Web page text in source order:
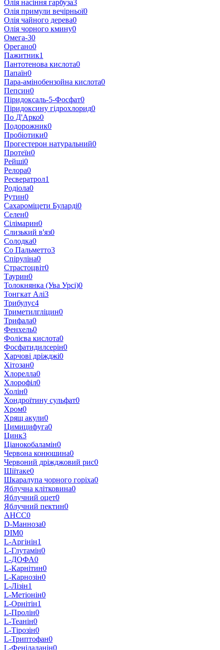
Олія насіння гарбуза3
Олія примули вечірньої0
Олія чайного дерева0
Олія чорного кмину0
Омега-30
Орегано0
Пажитник1
Пантотенова кислота0
Папаїн0
Пара-амінобензойна кислота0
Пепсин0
Піридоксаль-5-Фосфат0
Піридоксину гідрохлорид0
По Д'Арко0
Подорожник0
Пробіотики0
Прогестерон натуральний0
Протеїн0
Рейші0
Релора0
Ресвератрол1
Родіола0
Рутин0
Сахароміцети Буларді0
Селен0
Сілімарин0
Слизький в'яз0
Солодка0
Со Пальметто3
Спіруліна0
Страстоцвіт0
Таурин0
Толокнянка (Ува Урсі)0
Тонгкат Алі3
Трибулус4
Триметилгліцин0
Трифала0
Фенхель0
Фолієва кислота0
Фосфатидилсерін0
Харчові дріжджі0
Хітозан0
Хлорелла0
Хлорофіл0
Холін0
Хондроїтину сульфат0
Хром0
Хрящ акули0
Цимицифуга0
Цинк3
Ціанокобаламін0
Червона конюшина0
Червоний дріжджовий рис0
Шіїтаке0
Шкаралупа чорного горіха0
Яблучна клітковина0
Яблучний оцет0
Яблучний пектин0
AHCC0
D-Манноза0
DIM0
L-Аргінін1
L-Глутамін0
L-ДОФА0
L-Карнітин0
L-Карнозін0
L-Лізін1
L-Метіонін0
L-Орнітін1
L-Пролін0
L-Теанін0
L-Тірозін0
L-Триптофан0
L-Фенілаланін0